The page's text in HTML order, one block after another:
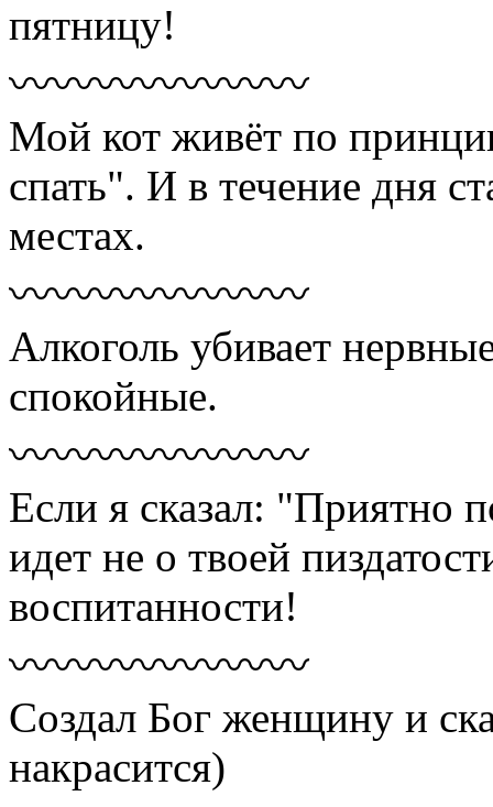
пятницу!
〰〰〰〰〰〰〰
Мой кот живёт по
спать". И в течение дня
местах.
〰〰〰〰〰〰〰
Алкоголь убивает
спокойные.
〰〰〰〰〰〰〰
Если я сказал: "Приятно
идет не о твоей
воспитанности!
〰〰〰〰〰〰〰
Создал Бог женщину и
накрасится)